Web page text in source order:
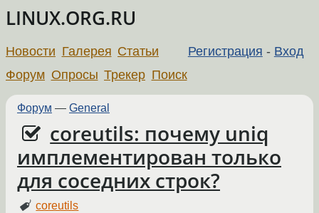
LINUX.ORG.RU
Регистрация - Вход
Новости Галерея Статьи
Форум Опросы Трекер Поиск
Форум — General
coreutils: почему uniq
имплементирован только
для соседних строк?
coreutils